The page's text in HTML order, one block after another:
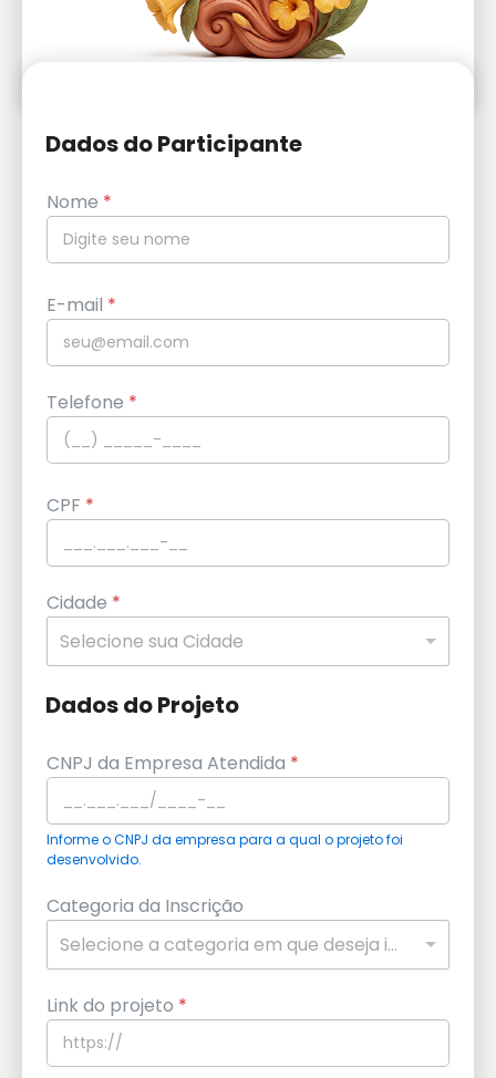
Dados do Participante
Nome *
E-mail *
Telefone *
CPF *
Cidade *
Selecione sua Cidade
Dados do Projeto
CNPJ da Empresa Atendida *
Informe o CNPJ da empresa para a qual o projeto foi
desenvolvido.
Categoria da Inscrição
Selecione a categoria em que deseja inscrever seu projeto.
Link do projeto *